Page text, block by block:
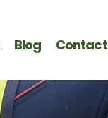
Blog Contact